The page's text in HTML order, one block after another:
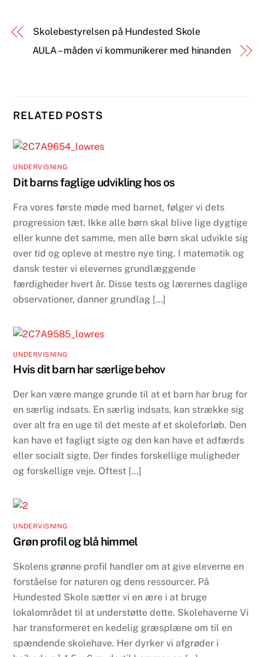
Skolebestyrelsen på Hundested Skole
AULA – måden vi kommunikerer med hinanden
RELATED POSTS
UNDERVISNING
Dit barns faglige udvikling hos os
Fra vores første møde med barnet, følger vi dets
progression tæt. Ikke alle børn skal blive lige dygtige
eller kunne det samme, men alle børn skal udvikle sig
over tid og opleve at mestre nye ting. I matematik og
dansk tester vi elevernes grundlæggende
færdigheder hvert år. Disse tests og lærernes daglige
observationer, danner grundlag […]
UNDERVISNING
Hvis dit barn har særlige behov
Der kan være mange grunde til at et barn har brug for
en særlig indsats. En særlig indsats, kan strække sig
over alt fra en uge til det meste af et skoleforløb. Den
kan have et fagligt sigte og den kan have et adfærds
eller socialt sigte. Der findes forskellige muligheder
og forskellige veje. Oftest […]
UNDERVISNING
Grøn profil og blå himmel
Skolens grønne profil handler om at give eleverne en
forståelse for naturen og dens ressourcer. På
Hundested Skole sætter vi en ære i at bruge
lokalområdet til at understøtte dette. Skolehaverne Vi
har transformeret en kedelig græsplæne om til en
spændende skolehave. Her dyrker vi afgrøder i